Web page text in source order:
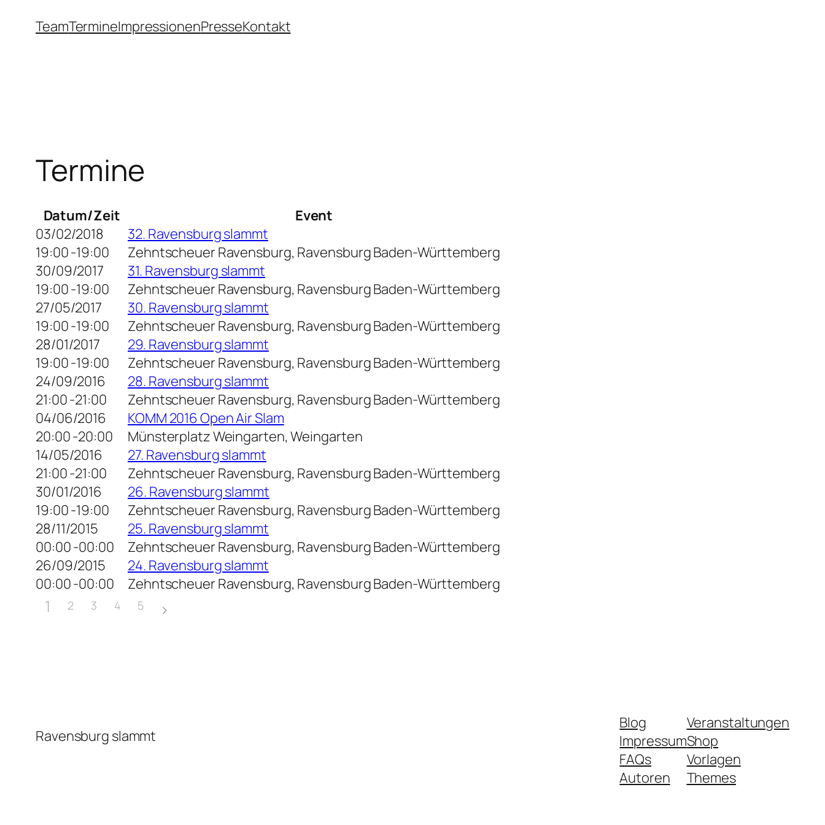
InhaltTeamTermineImpressionenPresseKontakt
Termine
Datum/Zeit
Event
03/02/2018
19:00 -19:00
32. Ravensburg slammt
Zehntscheuer Ravensburg, Ravensburg Baden-Württemberg
30/09/2017
19:00 -19:00
31. Ravensburg slammt
Zehntscheuer Ravensburg, Ravensburg Baden-Württemberg
27/05/2017
19:00 -19:00
30. Ravensburg slammt
Zehntscheuer Ravensburg, Ravensburg Baden-Württemberg
28/01/2017
19:00 -19:00
29. Ravensburg slammt
Zehntscheuer Ravensburg, Ravensburg Baden-Württemberg
24/09/2016
21:00 -21:00
28. Ravensburg slammt
Zehntscheuer Ravensburg, Ravensburg Baden-Württemberg
04/06/2016
20:00 -20:00
KOMM 2016 Open Air Slam
Münsterplatz Weingarten, Weingarten
14/05/2016
21:00 -21:00
27. Ravensburg slammt
Zehntscheuer Ravensburg, Ravensburg Baden-Württemberg
30/01/2016
19:00 -19:00
26. Ravensburg slammt
Zehntscheuer Ravensburg, Ravensburg Baden-Württemberg
28/11/2015
00:00 -00:00
25. Ravensburg slammt
Zehntscheuer Ravensburg, Ravensburg Baden-Württemberg
26/09/2015
00:00 -00:00
24. Ravensburg slammt
Zehntscheuer Ravensburg, Ravensburg Baden-Württemberg
1 2 3 4 5
Ravensburg slammt
Blog
Impressum
FAQs
Autoren
Veranstaltungen
Shop
Vorlagen
Themes